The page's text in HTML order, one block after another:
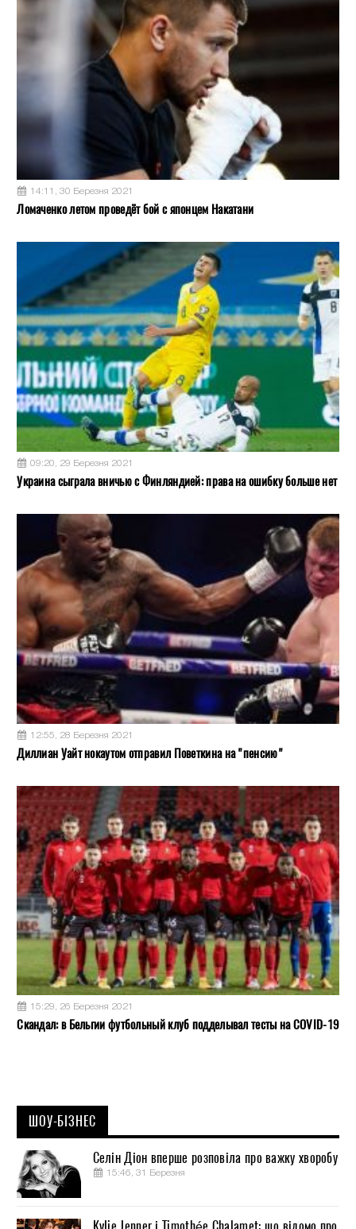
14:11, 30 Березня 2021
Ломаченко летом проведёт бой с японцем Накатани
09:20, 29 Березня 2021
Украина сыграла вничью с Финляндией: права на ошибку больше нет
12:55, 28 Березня 2021
Диллиан Уайт нокаутом отправил Поветкина на "пенсию"
15:29, 26 Березня 2021
Скандал: в Бельгии футбольный клуб подделывал тесты на COVID-19
ШОУ-БІЗНЕС
Селін Діон вперше розповіла про важку хворобу
15:46, 31 Березня